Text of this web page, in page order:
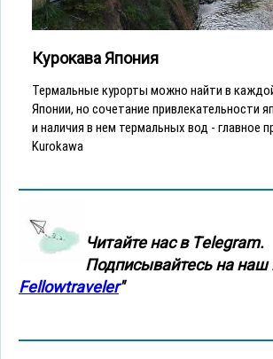
Курокава Япония
Термальные курорты можно найти в
Японии, но сочетание привлекательности
и наличия в нем термальных вод - главное
Kurokawa
Читайте нас в Тelegram.
Подписывайтесь на наш
Fellowtraveler"